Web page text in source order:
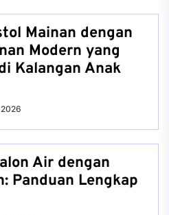
Mainan dengan
Modern yang
Kalangan Anak
Air dengan
Panduan Lengkap